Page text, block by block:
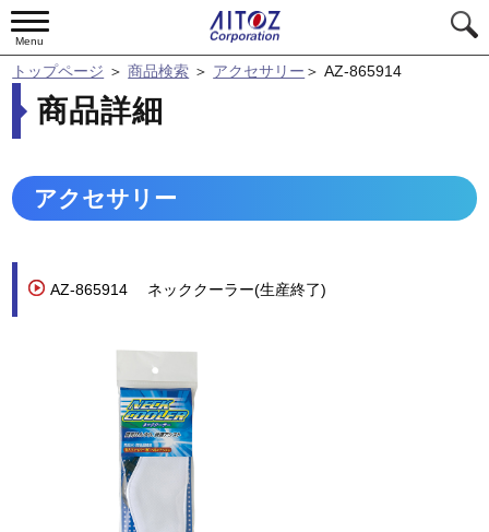
Menu
トップページ ＞商品検索 ＞ アクセサリー ＞AZ-865914
商品詳細
アクセサリー
AZ-865914 ネッククーラー(生産終了)